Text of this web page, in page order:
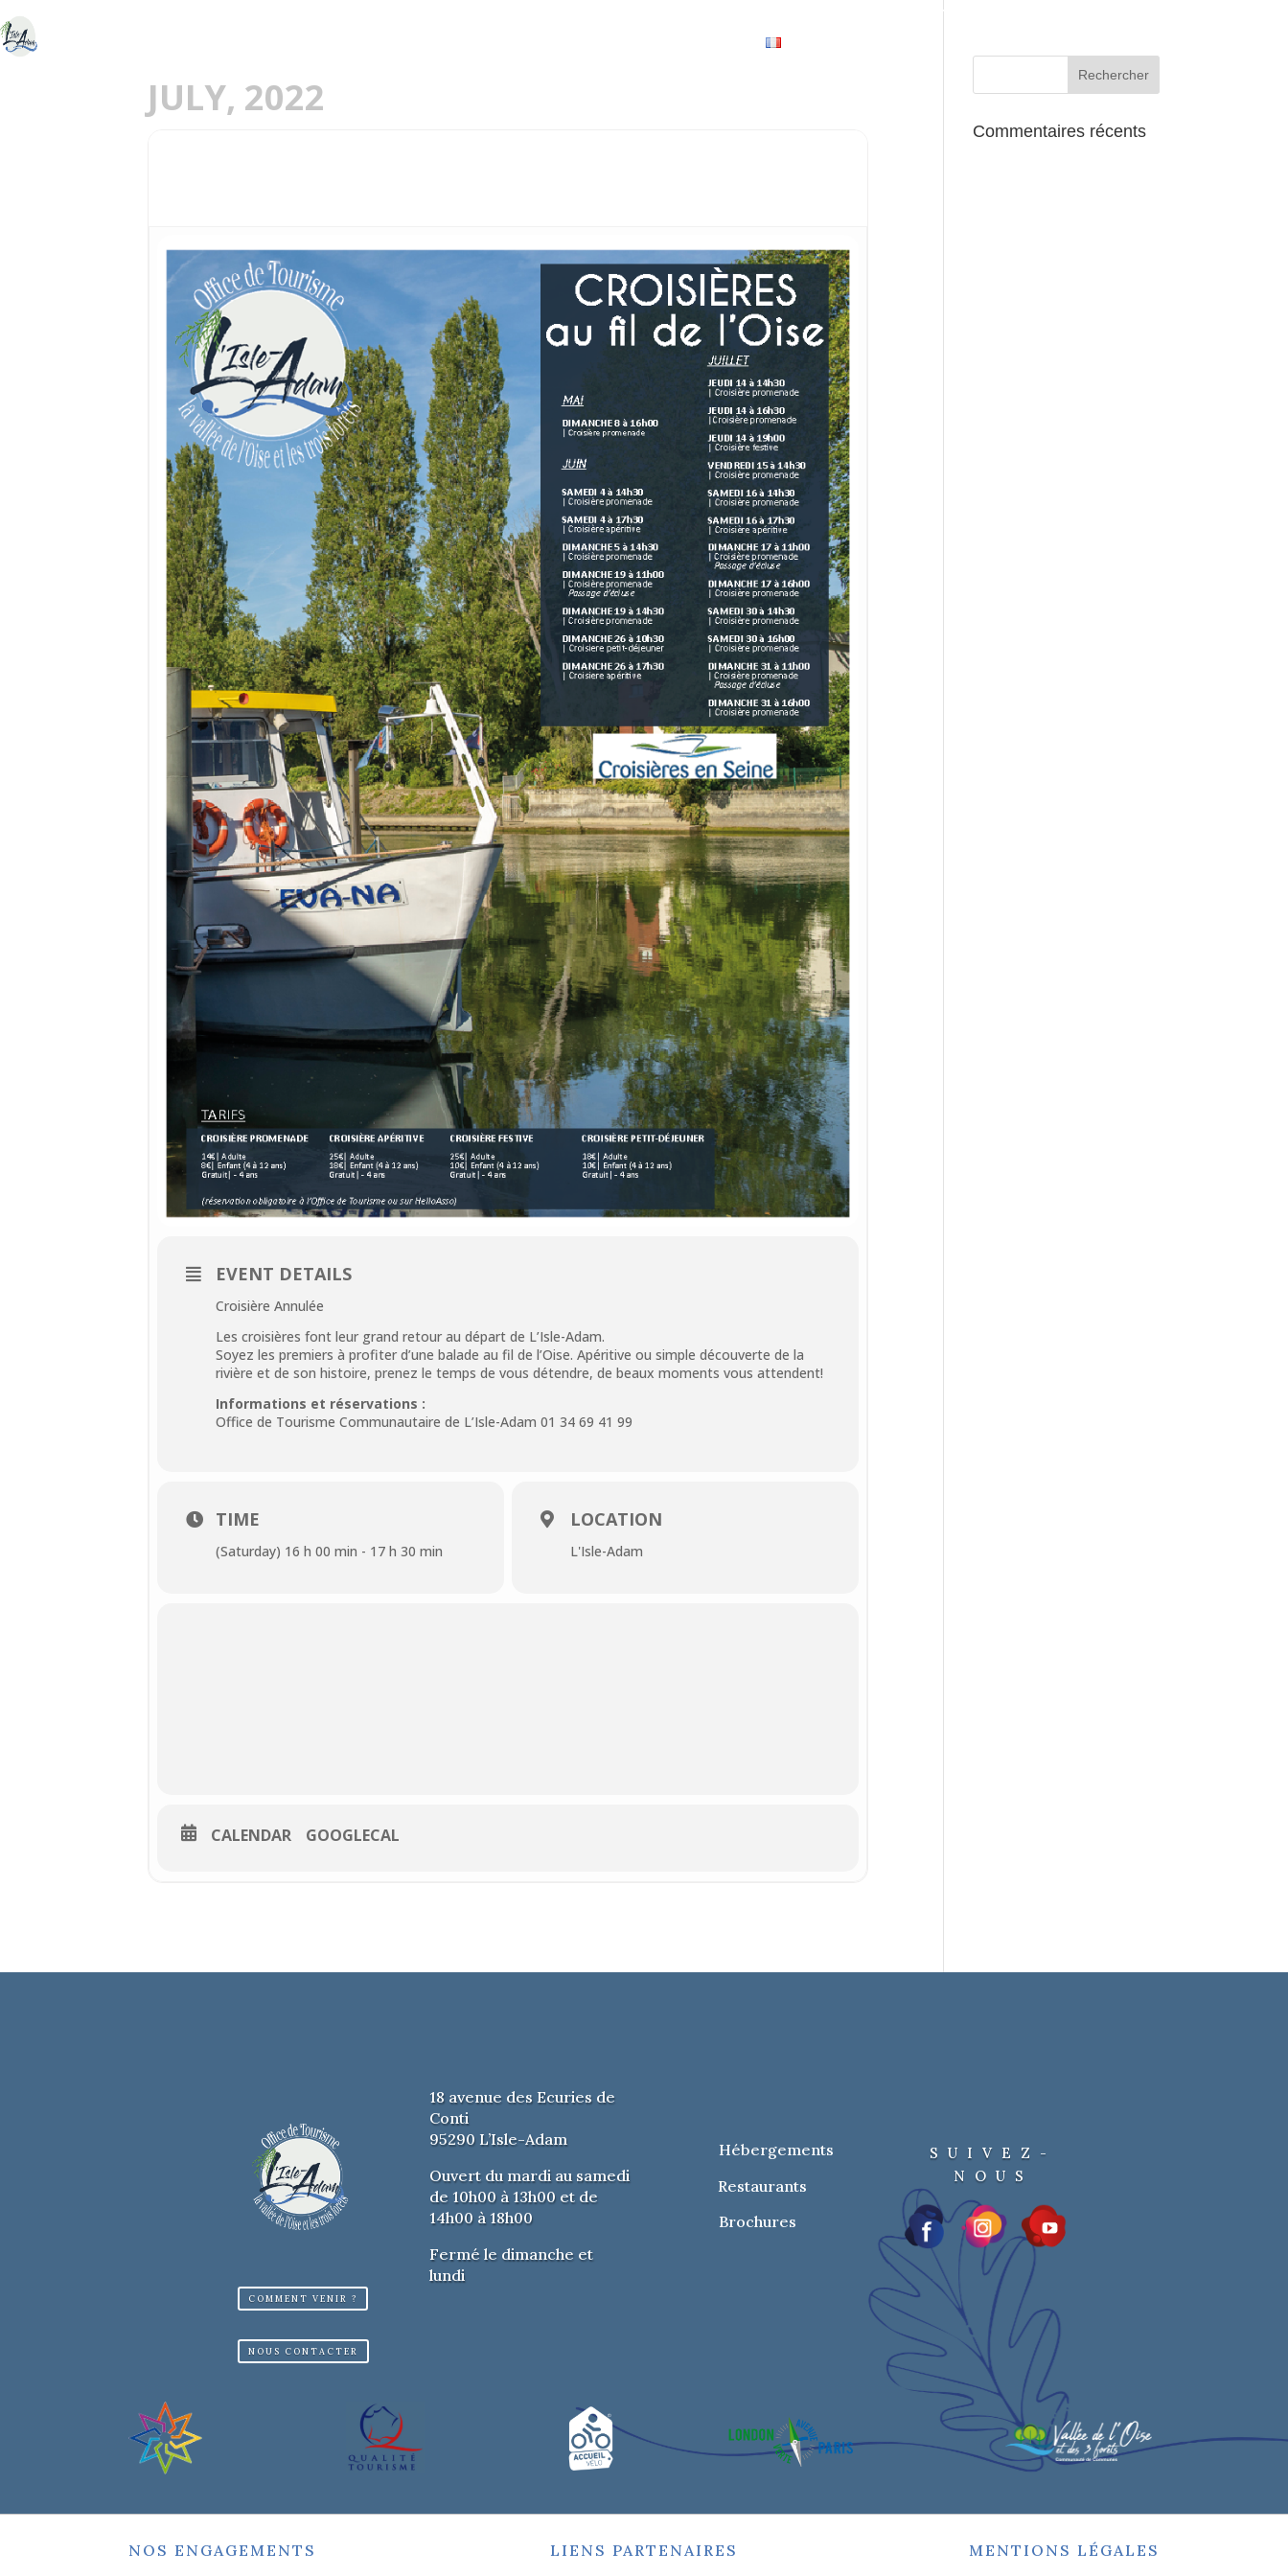
AUX ALENTOURS
JULY, 2022
EVENT DETAILS
Croisière Annulée
Les croisières font leur grand retour au départ de L’Isle-Adam.
Soyez les premiers à profiter d’une balade au fil de l’Oise. Apéritive ou simple découverte de la
rivière et de son histoire, prenez le temps de vous détendre, de beaux moments vous attendent!
Informations et réservations :
Office de Tourisme Communautaire de L’Isle-Adam 01 34 69 41 99
TIME
(Saturday) 16 h 00 min - 17 h 30 min
LOCATION
L'Isle-Adam
CALENDAR GOOGLECAL
Commentaires récents
18 avenue des Ecuries de
Conti
95290 L’Isle-Adam
Ouvert du mardi au samedi
de 10h00 à 13h00 et de
14h00 à 18h00
Fermé le dimanche et
lundi
Hébergements
Restaurants
Brochures
SUIVEZ-
NOUS
COMMENT VENIR ?
NOUS CONTACTER
NOS ENGAGEMENTS LIENS PARTENAIRES MENTIONS LÉGALES